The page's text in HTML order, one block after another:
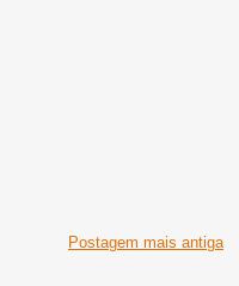
Postagem mais antiga